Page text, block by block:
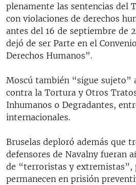
plenamente las sentencias del
con violaciones de derechos
antes del 16 de septiembre de
dejó de ser Parte en el
Derechos Humanos”.
Moscú también “sigue sujeto”
contra la Tortura y Otros
Inhumanos o Degradantes,
internacionales.
Bruselas deploró además que
defensores de Navalny fueran
de “terroristas y extremistas”,
permanecen en prisión